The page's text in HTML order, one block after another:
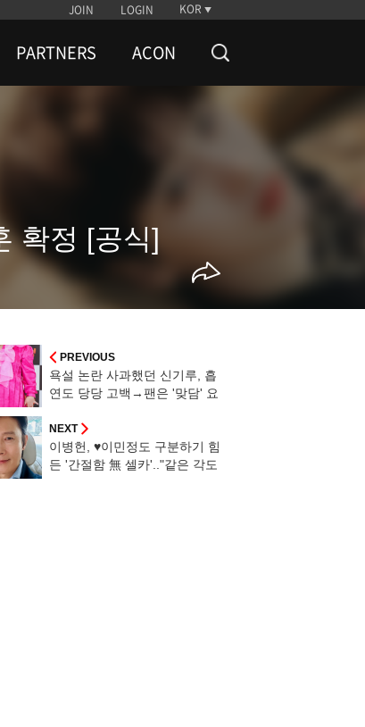
JOIN LOGIN KOR
PARTNERS ACON
확정 [공식]
PREVIOUS
욕설 논란 사과했던 신기루, 흡
연도 당당 고백→팬은 '맞담' 요
슈]
NEXT
이병헌, ♥이민정도 구분하기 힘
든 '간절함 無 셀카'.."같은 각도